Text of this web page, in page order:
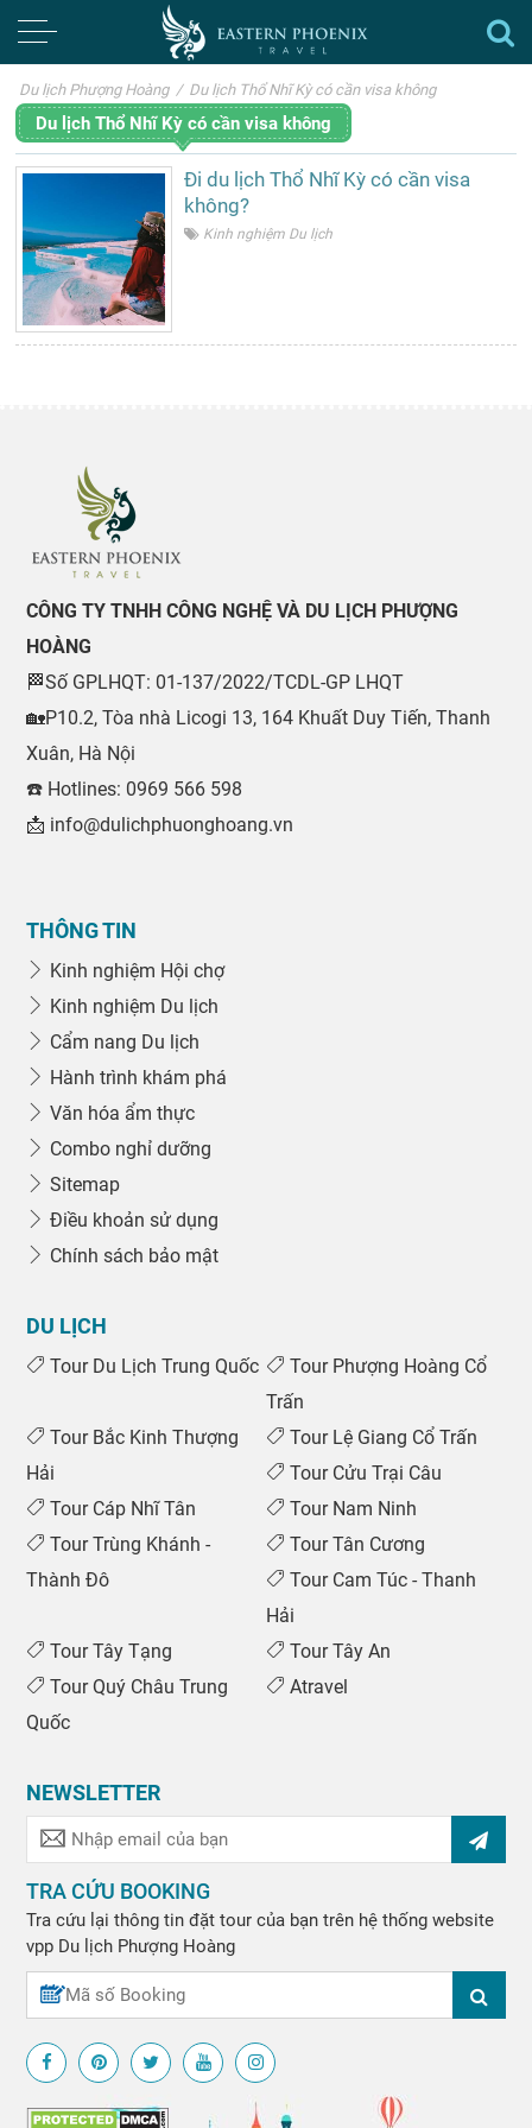
Du lịch Phượng Hoàng / Du lịch Thổ Nhĩ Kỳ có cần visa không
Du lịch Thổ Nhĩ Kỳ có cần visa không
Đi du lịch Thổ Nhĩ Kỳ có cần visa
không?
Kinh nghiệm Du lịch
CÔNG TY TNHH CÔNG NGHỆ VÀ DU LỊCH PHƯỢNG
HOÀNG
🏁Số GPLHQT: 01-137/2022/TCDL-GP LHQT
🏡P10.2, Tòa nhà Licogi 13, 164 Khuất Duy Tiến, Thanh
Xuân, Hà Nội
☎️ Hotlines: 0969 566 598
📩 info@dulichphuonghoang.vn
THÔNG TIN
Kinh nghiệm Hội chợ
Kinh nghiệm Du lịch
Cẩm nang Du lịch
Hành trình khám phá
Văn hóa ẩm thực
Combo nghỉ dưỡng
Sitemap
Điều khoản sử dụng
Chính sách bảo mật
DU LỊCH
Tour Du Lịch Trung Quốc
Tour Phượng Hoàng Cổ
Trấn
Tour Bắc Kinh Thượng
Hải
Tour Lệ Giang Cổ Trấn
Tour Cửu Trại Câu
Tour Cáp Nhĩ Tân
Tour Nam Ninh
Tour Trùng Khánh -
Thành Đô
Tour Tân Cương
Tour Cam Túc - Thanh
Hải
Tour Tây Tạng
Tour Tây An
Tour Quý Châu Trung
Quốc
Atravel
NEWSLETTER
TRA CỨU BOOKING
Tra cứu lại thông tin đặt tour của bạn trên hệ thống website
vpp Du lịch Phượng Hoàng